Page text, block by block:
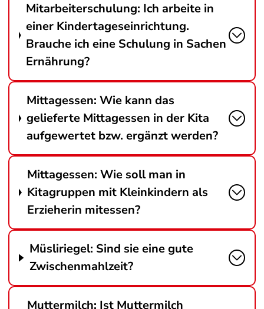
Mitarbeiterschulung: Ich arbeite in
einer Kindertageseinrichtung.
Brauche ich eine Schulung in Sachen
Ernährung?
Mittagessen: Wie kann das
gelieferte Mittagessen in der Kita
aufgewertet bzw. ergänzt werden?
Mittagessen: Wie soll man in
Kitagruppen mit Kleinkindern als
Erzieherin mitessen?
Müsliriegel: Sind sie eine gute
Zwischenmahlzeit?
Muttermilch: Ist Muttermilch